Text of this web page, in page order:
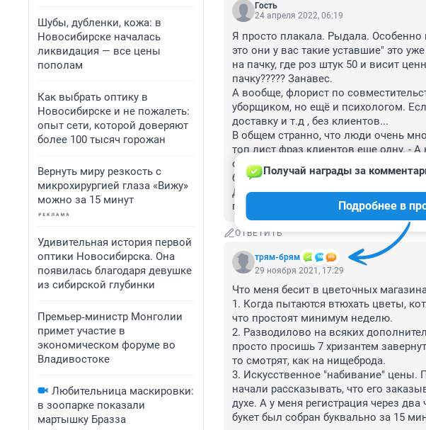
Шубы, дубленки, кожа: в
Новосибирске началась
ликвидация — все цены
пополам
Как выбрать оптику в
Новосибирске и не пожалеть:
опыт сети, которой доверяют
более 100 тысяч горожан
Вернуть миру резкость с
микрохирургией глаза «Вижу»
можно за 15 минут
Удивительная история первой
оптики Новосибирска. Она
появилась благодаря девушке
из сибирской глубинки
Премьер‑министр Монголии
примет участие в
экономическом форуме во
Владивостоке
Любительница маскировки:
в зоопарке показали
мартышку Бразза
Гость
24 апреля 2022, 06:19
Я просто плакала. Рыдала.
это они у вас такие уставшие" это
на пачку, где роз штук 50 и висит
пачку????? Занавес.
А вообще, флорист по
уборщиком, но ещё и психологом.
доставку и т.д , без клиентов...
В общем странно, что люди очень
топ лист фраз клиентов еще одну. - А
ответить. Всю жизнь. Удивительно,
бытовая техника, и на них нельзя
Для меня это непроходимая дикость
прочего.... не знать элементарного.
ОТВЕТИТЬ
трям-брям
Получай награды за
Подробнее в
29 ноября 2021, 17:29
Что меня бесит в цветочных
1. Когда пытаются втюхать цветы,
что простоят минимум неделю.
2. Разводилово на всяких
просто просишь 7 хризантем
то смотрят, как на нищеброда.
3. Искусственное "набивание" цены.
начали рассказывать, что его
духе. А у меня регистрация через
букет был собран буквально за 15